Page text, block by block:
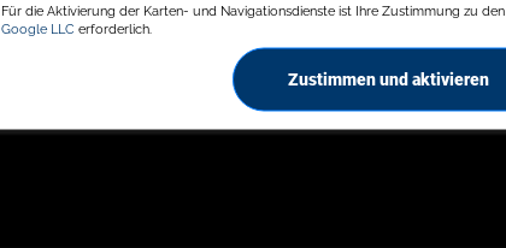
Für die Aktivierung der Karten- und Navigationsdienste ist Ihre Zustimmung zu den
Google LLC erforderlich.
Zustimmen und aktivieren